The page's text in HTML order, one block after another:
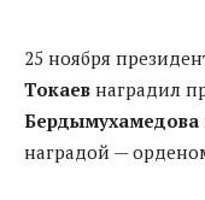
25 ноября
Токаев наградил
Бердымухамедова
наградой —